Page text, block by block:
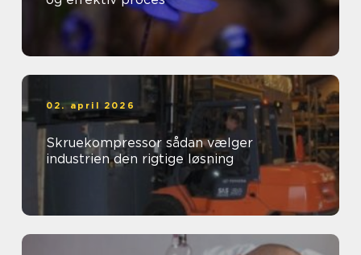
02. april 2026
Skruekompressor sådan vælger
industrien den rigtige løsning